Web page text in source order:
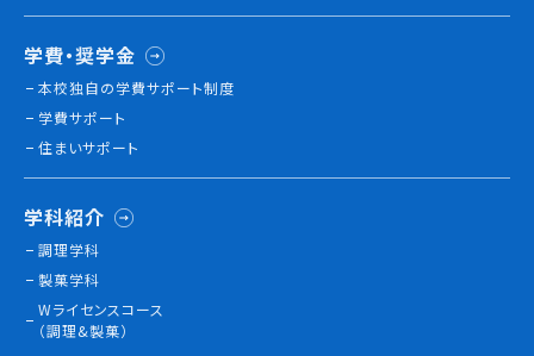
学費・奨学金
本校独⾃の学費サポート制度
学費サポート
住まいサポート
学科紹介
調理学科
製菓学科
Wライセンスコース
（調理&製菓）